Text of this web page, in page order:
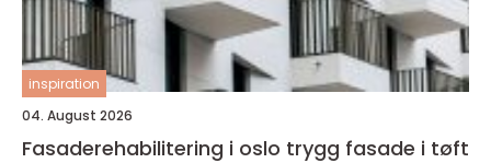
inspiration
04. August 2026
Fasaderehabilitering i oslo trygg fasade i tøft